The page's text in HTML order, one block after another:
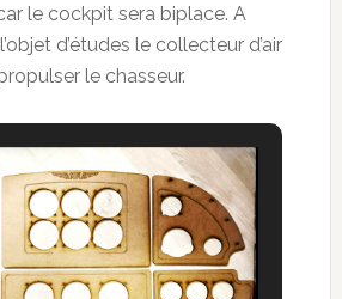
le cockpit sera biplace. A
d’études le collecteur d’air
le chasseur.